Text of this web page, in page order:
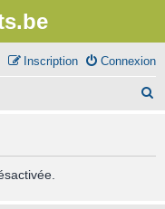
Connexion
Inscription